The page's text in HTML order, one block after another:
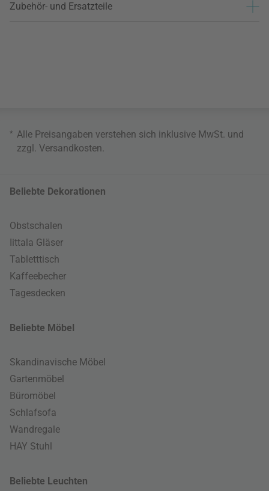
Zubehör- und Ersatzteile
* Alle Preisangaben verstehen sich inklusive MwSt. und
zzgl. Versandkosten
Beliebte Dekorationen
Obstschalen
Iittala Gläser
Tabletttisch
Kaffeebecher
Tagesdecken
Beliebte Möbel
Skandinavische Möbel
Gartenmöbel
Büromöbel
Schlafsofa
Wandregale
HAY Stuhl
Beliebte Leuchten